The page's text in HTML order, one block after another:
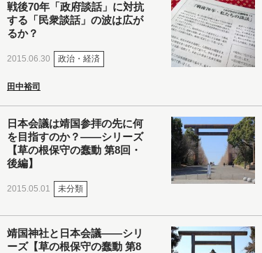
戦後70年「政府談話」に対抗
する「民衆談話」の波は広が
るか？
2015.06.30 政治・経済
田中裕司
日本会議は靖国参拝の先に何
を目指すのか？――シリーズ
【草の根保守の蠢動 第8回・
後編】
2015.05.01 未分類
靖国神社と日本会議――シリ
ーズ【草の根保守の蠢動 第8